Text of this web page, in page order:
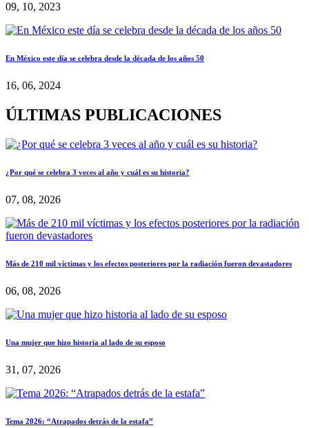
09, 10, 2023
En México este día se celebra desde la década de los años 50
16, 06, 2024
ÚLTIMAS PUBLICACIONES
¿Por qué se celebra 3 veces al año y cuál es su historia?
07, 08, 2026
Más de 210 mil víctimas y los efectos posteriores por la radiación fueron devastadores
06, 08, 2026
Una mujer que hizo historia al lado de su esposo
31, 07, 2026
Tema 2026: “Atrapados detrás de la estafa”